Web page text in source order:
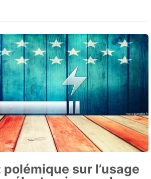
sur l’usage